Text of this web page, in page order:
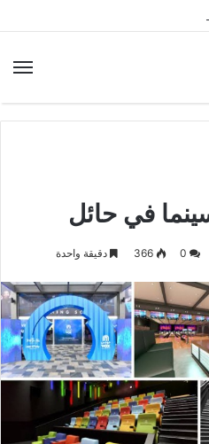
366 دقيقة واحدة